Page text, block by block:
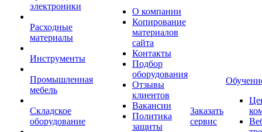
электроники
Расходные
материалы
Инструменты
Промышленная
мебель
Складское
оборудование
О компании
Копирование
материалов
сайта
Контакты
Подбор
оборудования
Отзывы
клиентов
Вакансии
Политика
защиты
Заказать
сервис